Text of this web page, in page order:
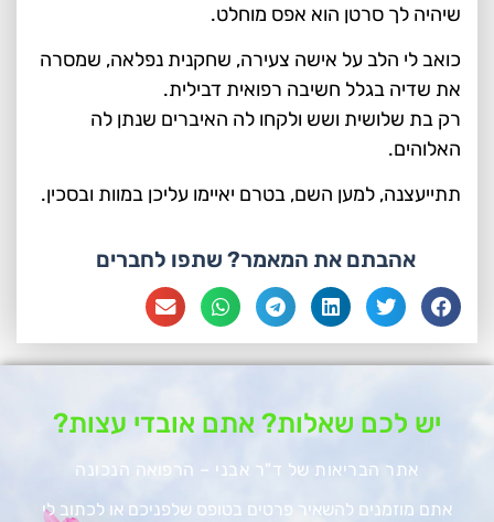
שיהיה לך סרטן הוא אפס מוחלט.
כואב לי הלב על אישה צעירה, שחקנית נפלאה, שמסרה
את שדיה בגלל חשיבה רפואית דבילית.
רק בת שלושית ושש ולקחו לה האיברים שנתן לה
האלוהים.
תתייעצנה, למען השם, בטרם יאיימו עליכן במוות ובסכין.
אהבתם את המאמר? שתפו לחברים
יש לכם שאלות? אתם אובדי עצות?
אתר הבריאות של ד"ר אבני – הרפואה הנכונה
אתם מוזמנים להשאיר פרטים בטופס שלפניכם או לכתוב לי